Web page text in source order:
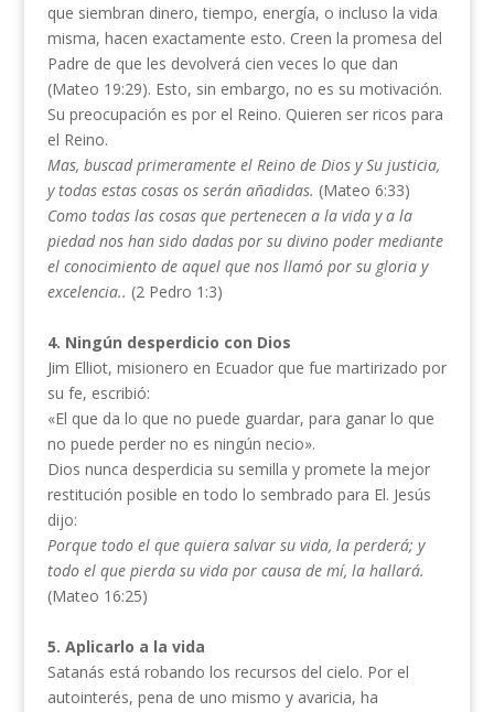
que siembran dinero, tiempo, energía, o incluso la vida
misma, hacen exactamente esto. Creen la promesa del
Padre de que les devolverá cien veces lo que dan
(Mateo 19:29). Esto, sin embargo, no es su motivación.
Su preocupación es por el Reino. Quieren ser ricos para
el Reino.
Mas, buscad primeramente el Reino de Dios y Su justicia,
y todas estas cosas os serán añadidas. (Mateo 6:33)
Como todas las cosas que pertenecen a la vida y a la
piedad nos han sido dadas por su divino poder mediante
el conocimiento de aquel que nos llamó por su gloria y
excelencia.. (2 Pedro 1:3)
4. Ningún desperdicio con Dios
Jim Elliot, misionero en Ecuador que fue martirizado por
su fe, escribió:
«El que da lo que no puede guardar, para ganar lo que
no puede perder no es ningún necio».
Dios nunca desperdicia su semilla y promete la mejor
restitución posible en todo lo sembrado para El. Jesús
dijo:
Porque todo el que quiera salvar su vida, la perderá; y
todo el que pierda su vida por causa de mí, la hallará.
(Mateo 16:25)
5. Aplicarlo a la vida
Satanás está robando los recursos del cielo. Por el
autointerés, pena de uno mismo y avaricia, ha